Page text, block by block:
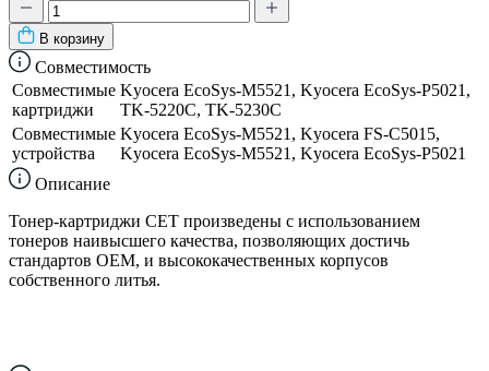
В корзину
Совместимость
Совместимые
картриджи
Kyocera EcoSys-M5521, Kyocera EcoSys-P5021,
TK-5220C, TK-5230C
Совместимые
устройства
Kyocera EcoSys-M5521, Kyocera FS-C5015,
Kyocera EcoSys-M5521, Kyocera EcoSys-P5021
Описание
Тонер-картриджи CET произведены с использованием
тонеров наивысшего качества, позволяющих достичь
стандартов OEM, и высококачественных корпусов
собственного литья.